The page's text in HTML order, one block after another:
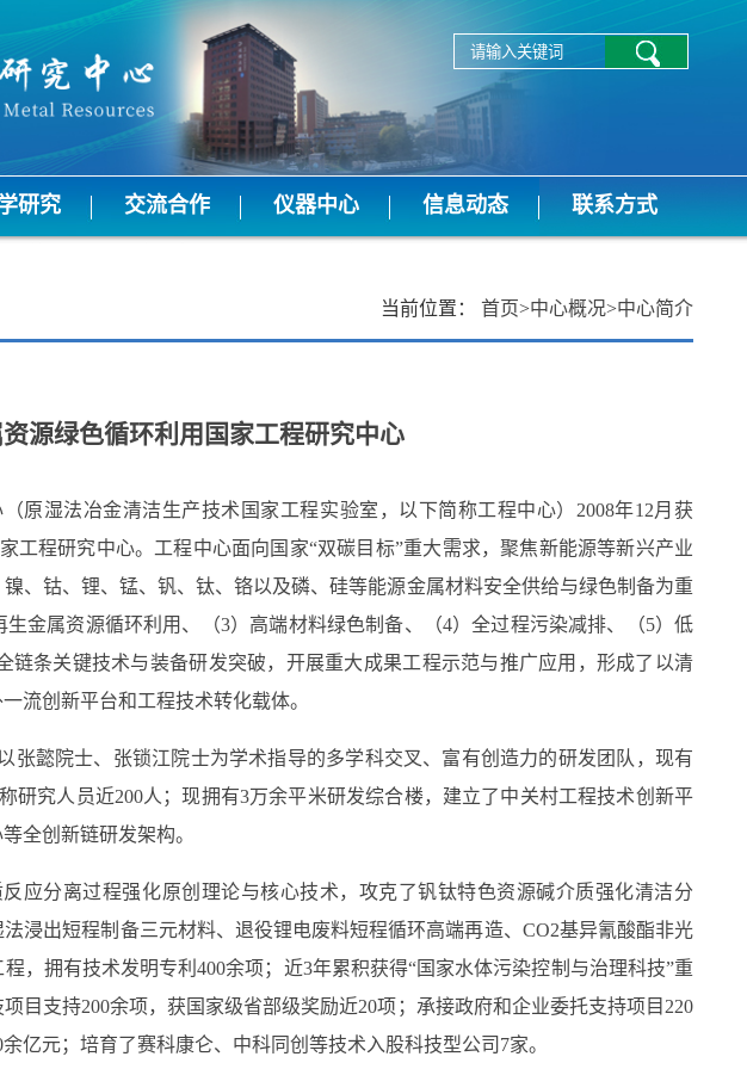
研究 交流合作 仪器中心 信息动态 联系方式
当前位置： 首页>中心概况>中心简介
源绿色循环利用国家工程研究中心
原湿法冶金清洁生产技术国家工程实验室，以下简称工程中心）2008年12月获
工程研究中心。工程中心面向国家“双碳目标”重大需求，聚焦新能源等新兴产业
、钴、锂、锰、钒、钛、铬以及磷、硅等能源金属材料安全供给与绿色制备为重
金属资源循环利用、（3）高端材料绿色制备、（4）全过程污染减排、（5）低
链条关键技术与装备研发突破，开展重大成果工程示范与推广应用，形成了以清
流创新平台和工程技术转化载体。
张懿院士、张锁江院士为学术指导的多学科交叉、富有创造力的研发团队，现有
研究人员近200人；现拥有3万余平米研发综合楼，建立了中关村工程技术创新平
全创新链研发架构。
应分离过程强化原创理论与核心技术，攻克了钒钛特色资源碱介质强化清洁分
浸出短程制备三元材料、退役锂电废料短程循环高端再造、CO2基异氰酸酯非光
，拥有技术发明专利400余项；近3年累积获得“国家水体污染控制与治理科技”重
目支持200余项，获国家级省部级奖励近20项；承接政府和企业委托支持项目220
亿元；培育了赛科康仑、中科同创等技术入股科技型公司7家。